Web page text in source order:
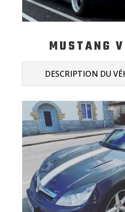
MUSTANG
DESCRIPTION DU